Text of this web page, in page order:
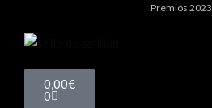
Premios 2023
0,00€
0